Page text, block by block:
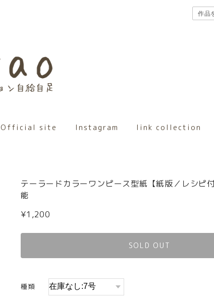
Official site Instagram link collection
テーラードカラーワンピース型紙【紙版／レシピ
能
¥1,200
SOLD OUT
種類